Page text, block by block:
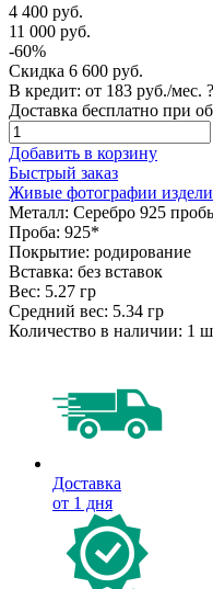
4 400 руб.
11 000 руб.
-60%
Скидка 6 600 руб.
В кредит: от 183 руб./мес. ?
Доставка бесплатно при
Добавить в корзину
Быстрый заказ
Живые фотографии
Металл: Серебро 925
Проба: 925*
Покрытие: родирование
Вставка: без вставок
Вес: 5.27 гр
Средний вес: 5.34 гр
Количество в наличии: 1
Доставка
от 1 дня